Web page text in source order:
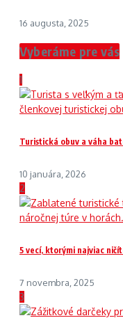
16 augusta, 2025
Vyberáme pre vás
1
Turistická obuv a váha
10 januára, 2026
2
5 vecí, ktorými najviac
7 novembra, 2025
3